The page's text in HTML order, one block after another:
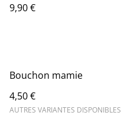
9,90 €
Bouchon mamie
4,50 €
AUTRES VARIANTES DISPONIBLES